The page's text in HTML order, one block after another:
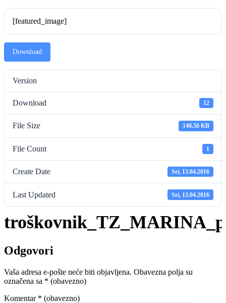
[featured_image]
Download
Version
Download 12
File Size 140.56 KB
File Count 1
Create Date Sri, 13.04.2016
Last Updated Sri, 13.04.2016
Odgovori
Vaša adresa e-pošte neće biti objavljena. Obavezna polja su
označena sa * (obavezno)
Komentar * (obavezno)